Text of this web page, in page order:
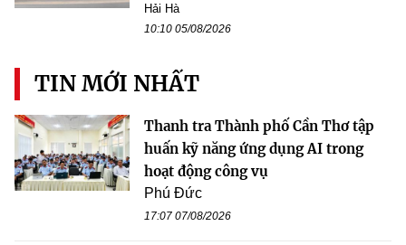
Hải Hà
10:10 05/08/2026
TIN MỚI NHẤT
Thanh tra Thành phố Cần Thơ tập
huấn kỹ năng ứng dụng AI trong
hoạt động công vụ
Phú Đức
17:07 07/08/2026